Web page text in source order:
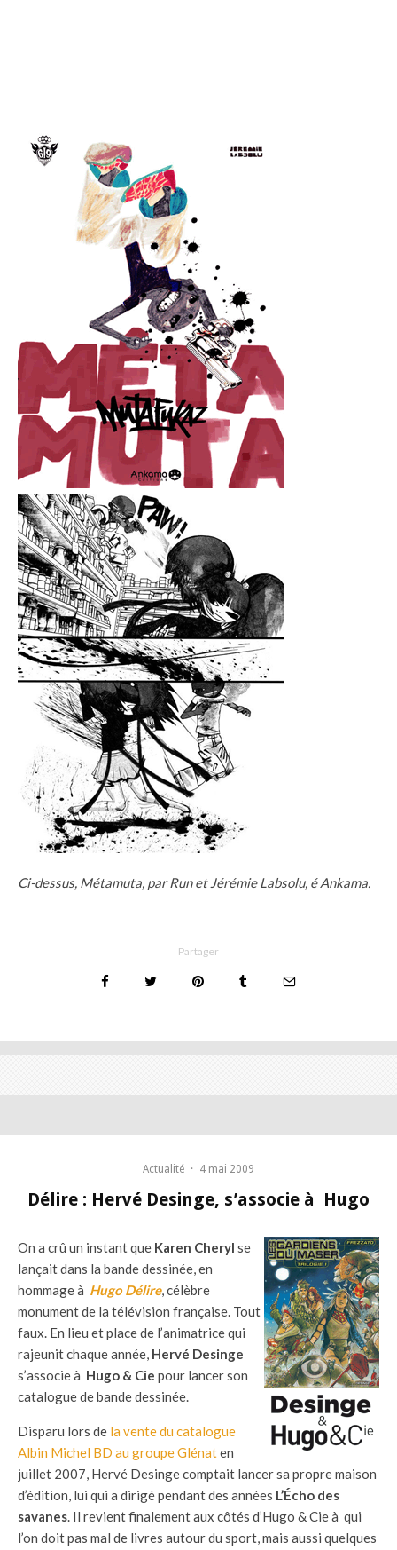
Ci-dessus, Métamuta, par Run et Jérémie Labsolu, é Ankama.
Partager
Actualité · 4 mai 2009
Délire : Hervé Desinge, s’associe à Hugo
On a crû un instant que Karen Cheryl se
lançait dans la bande dessinée, en
hommage à Hugo Délire, célèbre
monument de la télévision française. Tout
faux. En lieu et place de l’animatrice qui
rajeunit chaque année, Hervé Desinge
s’associe à Hugo & Cie pour lancer son
catalogue de bande dessinée.
Disparu lors de la vente du catalogue
Albin Michel BD au groupe Glénaten
juillet 2007, Hervé Desinge comptait lancer sa propre maison
d’édition, lui qui a dirigé pendant des années L’Écho des
savanes. Il revient finalement aux côtés d’Hugo & Cie à qui
l’on doit pas mal de livres autour du sport, mais aussi quelques